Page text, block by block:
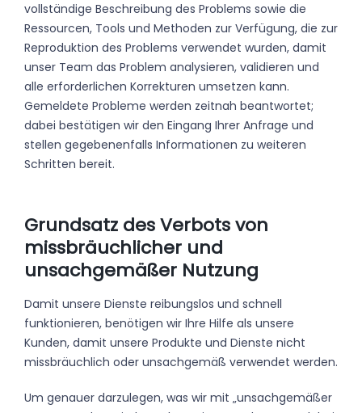
vollständige Beschreibung des Problems sowie die
Ressourcen, Tools und Methoden zur Verfügung, die zur
Reproduktion des Problems verwendet wurden, damit
unser Team das Problem analysieren, validieren und
alle erforderlichen Korrekturen umsetzen kann.
Gemeldete Probleme werden zeitnah beantwortet;
dabei bestätigen wir den Eingang Ihrer Anfrage und
stellen gegebenenfalls Informationen zu weiteren
Schritten bereit.
Grundsatz des Verbots von
missbräuchlicher und
unsachgemäßer Nutzung
Damit unsere Dienste reibungslos und schnell
funktionieren, benötigen wir Ihre Hilfe als unsere
Kunden, damit unsere Produkte und Dienste nicht
missbräuchlich oder unsachgemäß verwendet werden.
Um genauer darzulegen, was wir mit „unsachgemäßer